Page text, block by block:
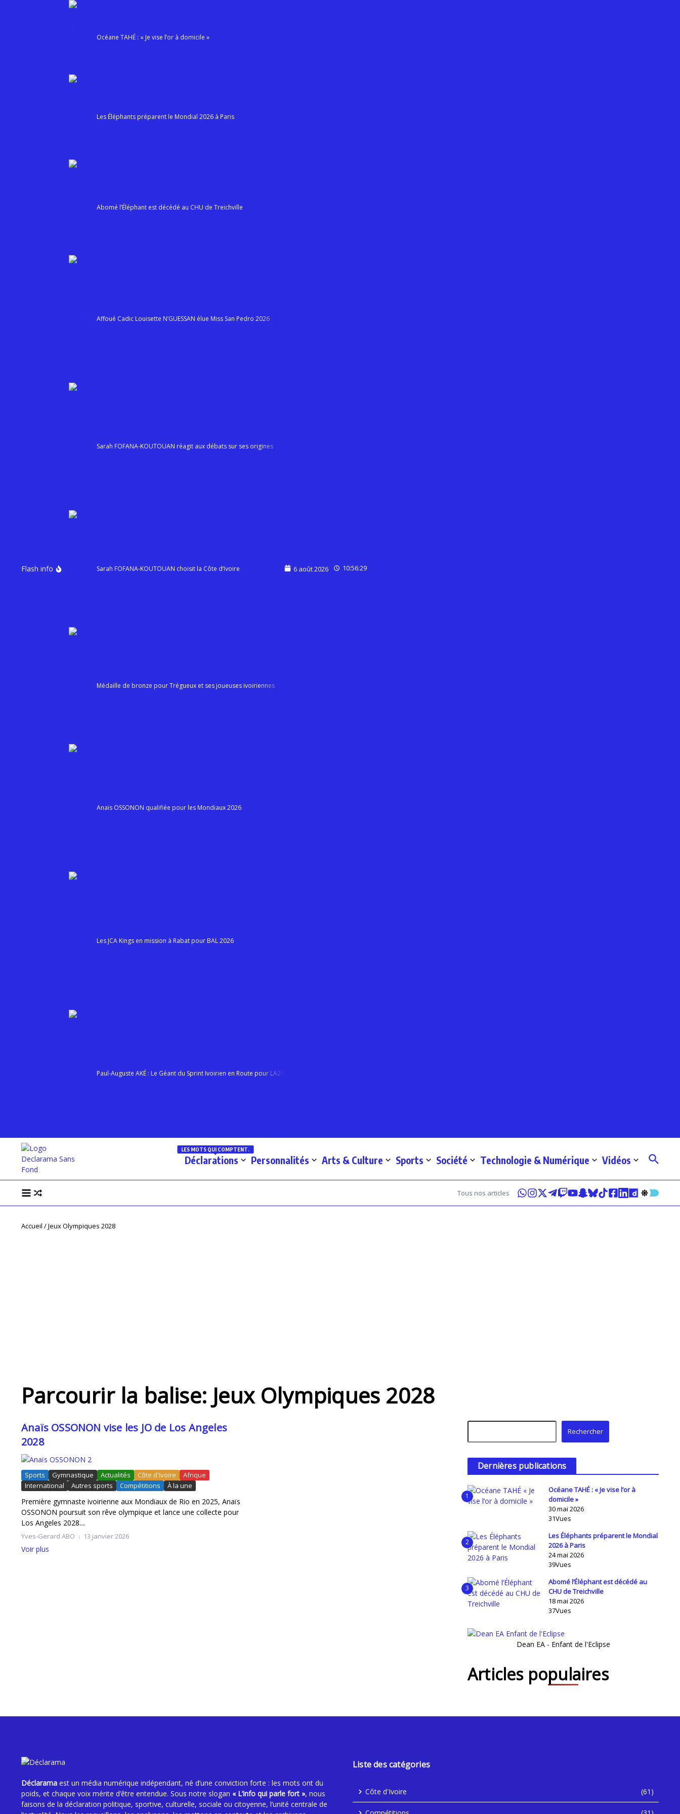
Flash info
Océane TAHÉ : « Je vise l’or à domicile »
Les Éléphants préparent le Mondial 2026 à Paris
Abomé l’Éléphant est décédé au CHU de Treichville
Affoué Cadic Louisette N’GUESSAN élue Miss San Pedro 2026
Sarah FOFANA-KOUTOUAN réagit aux débats sur ses origines
Sarah FOFANA-KOUTOUAN choisit la Côte d’Ivoire
Médaille de bronze pour Trégueux et ses joueuses ivoiriennes
Anaïs OSSONON qualifiée pour les Mondiaux 2026
Les JCA Kings en mission à Rabat pour BAL 2026
Paul-Auguste AKÉ : Le Géant du Sprint Ivoirien en Route pour LA28
6 août 2026 10:56:29
Déclarations
LES MOTS QUI COMPTENT.
Personnalités Arts & Culture Sports Société Technologie & Numérique Vidéos
Tous nos articles
Accueil /Jeux Olympiques 2028
Parcourir la balise: Jeux Olympiques 2028
Anaïs OSSONON vise les JO de Los Angeles
2028
Sports Gymnastique Actualités Côte d'Ivoire
Afrique
International
Autres sports Compétitions À la une
Première gymnaste ivoirienne aux Mondiaux de Rio en 2025, Anaïs
OSSONON poursuit son rêve olympique et lance une collecte pour
Los Angeles 2028....
Yves-Gerard ABO 13 janvier 2026
Voir plus
Rechercher
Rechercher
Dernières publications
1
Océane TAHÉ : « Je vise l’or à
domicile »
30 mai 2026
31Vues
2
Les Éléphants préparent le Mondial
2026 à Paris
24 mai 2026
39Vues
3
Abomé l’Éléphant est décédé au
CHU de Treichville
18 mai 2026
37Vues
Dean EA - Enfant de l'Eclipse
Articles populaires
Déclarama est un média numérique indépendant, né d’une conviction forte : les mots ont du
poids, et chaque voix mérite d’être entendue. Sous notre slogan « L’info qui parle fort », nous
faisons de la déclaration politique, sportive, culturelle, sociale ou citoyenne, l’unité centrale de
Liste des catégories
Côte d'Ivoire (61)